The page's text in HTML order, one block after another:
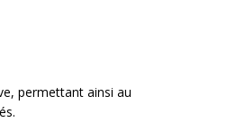
permettant ainsi au